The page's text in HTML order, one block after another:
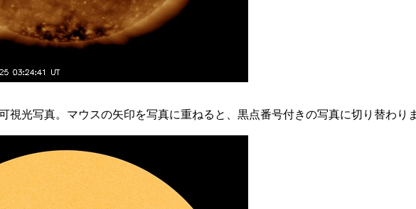
視光写真。マウスの矢印を写真に重ねると、黒点番号付きの写真に切り替わり